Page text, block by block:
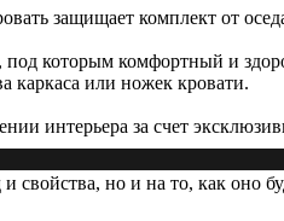
защищает комплект от
которым комфортный и
каркаса или ножек кровати.
интерьера за счет
свойства, но и на то, как